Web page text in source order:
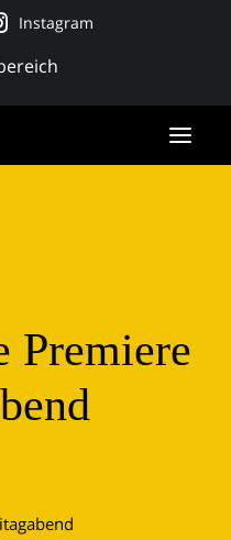
Instagram
Premiere